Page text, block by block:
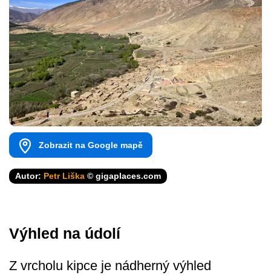
Zobrazit na Google mapě
Autor: Petr Liška © gigaplaces.com
Výhled na údolí
Z vrcholu kipce je nádherný výhled